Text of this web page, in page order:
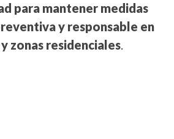
para mantener medidas
y responsable en
zonas residenciales.